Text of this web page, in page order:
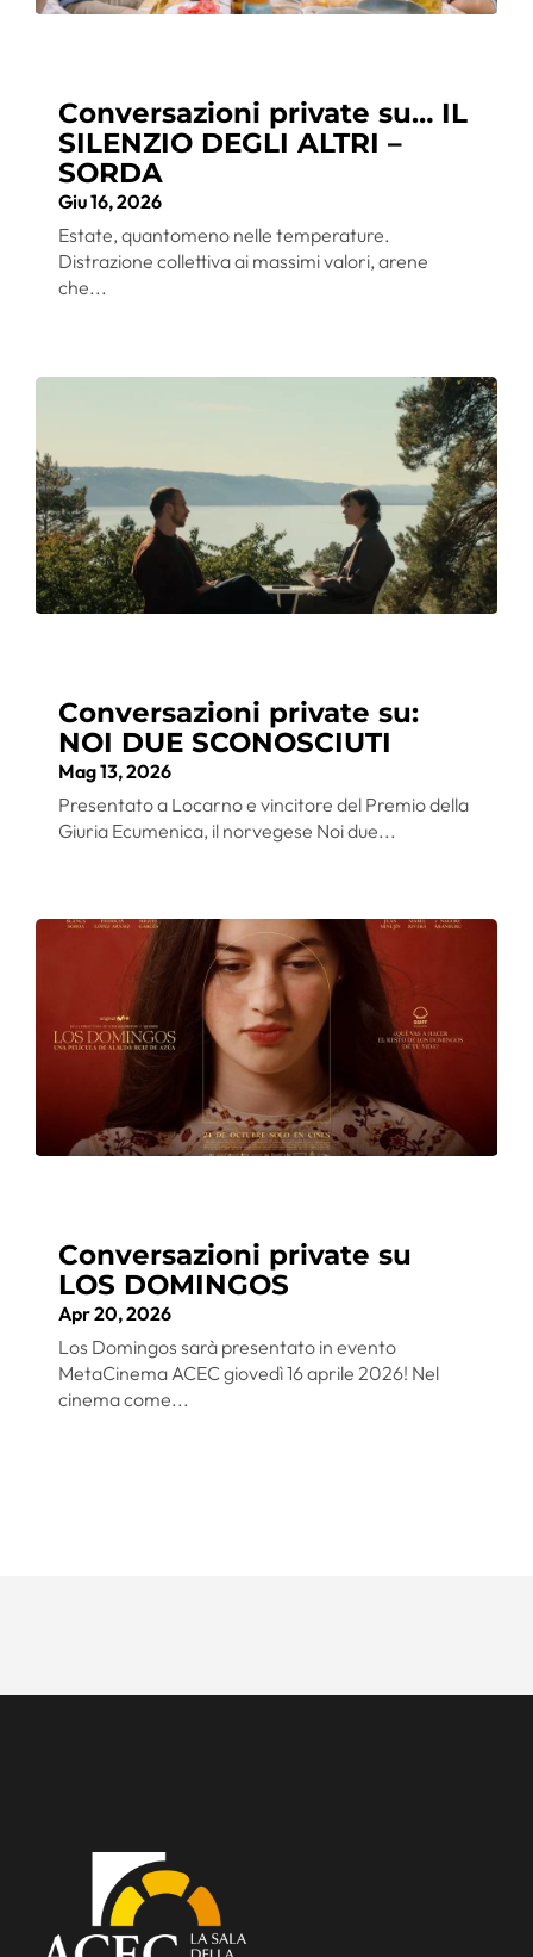
Conversazioni private su… IL
SILENZIO DEGLI ALTRI –
SORDA
Giu 16, 2026
Estate, quantomeno nelle temperature.
Distrazione collettiva ai massimi valori, arene
che...
Conversazioni private su:
NOI DUE SCONOSCIUTI
Mag 13, 2026
Presentato a Locarno e vincitore del Premio della
Giuria Ecumenica, il norvegese Noi due...
Conversazioni private su
LOS DOMINGOS
Apr 20, 2026
Los Domingos sarà presentato in evento
MetaCinema ACEC giovedì 16 aprile 2026! Nel
cinema come...